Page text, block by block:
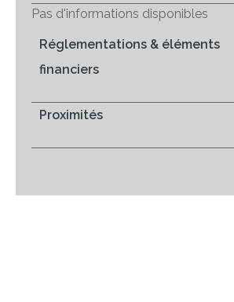
Pas d'informations disponibles
Réglementations & éléments
financiers
Proximités